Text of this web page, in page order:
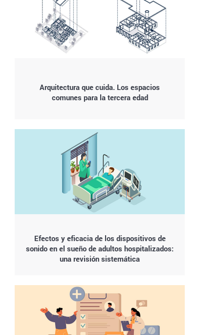
Arquitectura que cuida. Los espacios
comunes para la tercera edad
Efectos y eficacia de los dispositivos de
sonido en el sueño de adultos hospitalizados:
una revisión sistemática